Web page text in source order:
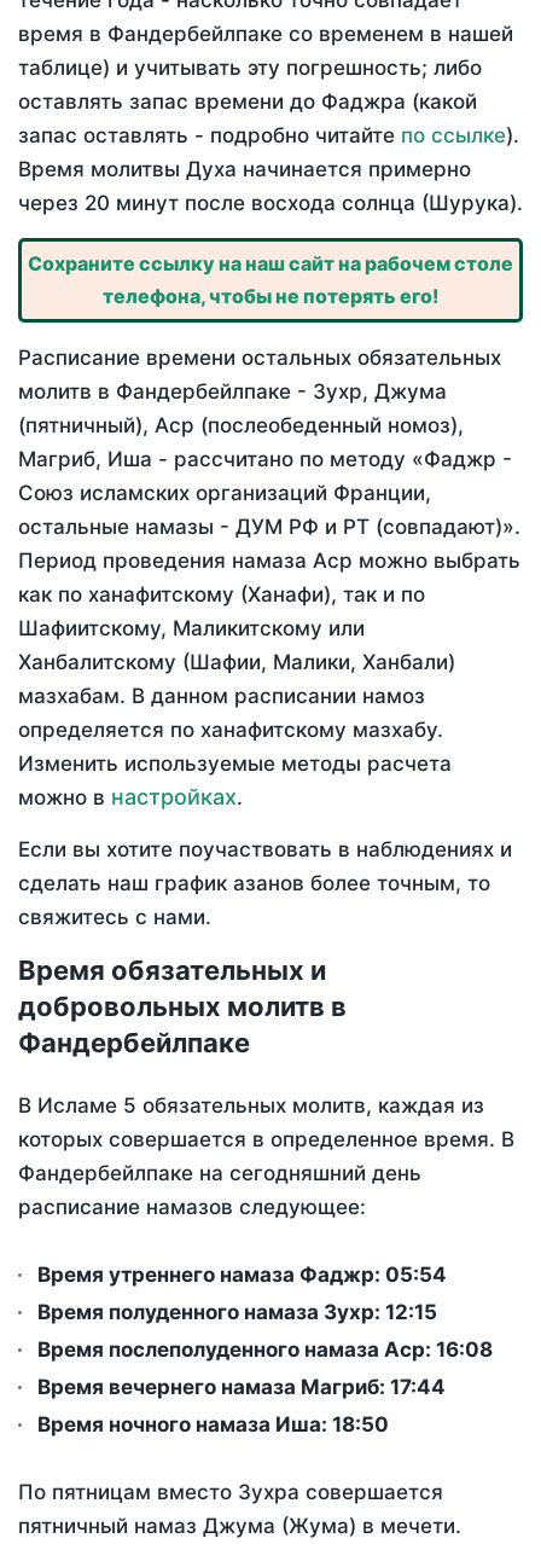
время в Фандербейлпаке со временем в нашей
таблице) и учитывать эту погрешность; либо
оставлять запас времени до Фаджра (какой
запас оставлять - подробно читайте по ссылке).
Время молитвы Духа начинается примерно
через 20 минут после восхода солнца (Шурука).
Сохраните ссылку на наш сайт на рабочем столе
телефона, чтобы не потерять его!
Расписание времени остальных обязательных
молитв в Фандербейлпаке - Зухр, Джума
(пятничный), Аср (послеобеденный номоз),
Магриб, Иша - рассчитано по методу «Фаджр -
Союз исламских организаций Франции,
остальные намазы - ДУМ РФ и РТ (совпадают)».
Период проведения намаза Аср можно выбрать
как по ханафитскому (Ханафи), так и по
Шафиитскому, Маликитскому или
Ханбалитскому (Шафии, Малики, Ханбали)
мазхабам. В данном расписании намоз
определяется по ханафитскому мазхабу.
Изменить используемые методы расчета
можно в настройках.
Если вы хотите поучаствовать в наблюдениях и
сделать наш график азанов более точным, то
свяжитесь с нами.
Время обязательных и
добровольных молитв в
Фандербейлпаке
В Исламе 5 обязательных молитв, каждая из
которых совершается в определенное время. В
Фандербейлпаке на сегодняшний день
расписание намазов следующее:
Время утреннего намаза Фаджр: 05:54
Время полуденного намаза Зухр: 12:15
Время послеполуденного намаза Аср: 16:08
Время вечернего намаза Магриб: 17:44
Время ночного намаза Иша: 18:50
По пятницам вместо Зухра совершается
пятничный намаз Джума (Жума) в мечети.